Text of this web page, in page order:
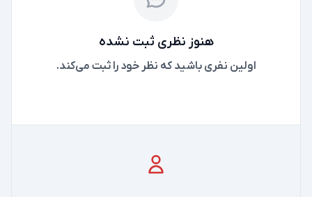
هنوز نظری ثبت نشده
اولین نفری باشید که نظر خود را ثبت می‌کند.